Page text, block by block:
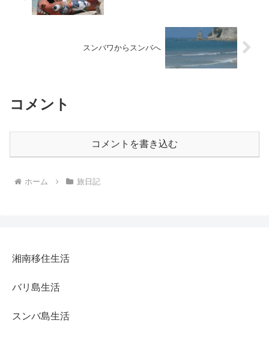
スンバワからスンバへ
コメント
コメントを書き込む
ホーム 旅日記
湘南移住生活
バリ島生活
スンバ島生活